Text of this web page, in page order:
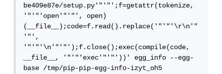
be409e87e/setup.py'"'"';f=getattr(tokenize,
'"'"'open'"'"', open)
(__file__);code=f.read().replace('"'"'\r\n'"
'"',
'"'"'\n'"'"');f.close();exec(compile(code,
__file__, '"'"'exec'"'"'))' egg_info --egg-
base /tmp/pip-pip-egg-info-izyt_oh5